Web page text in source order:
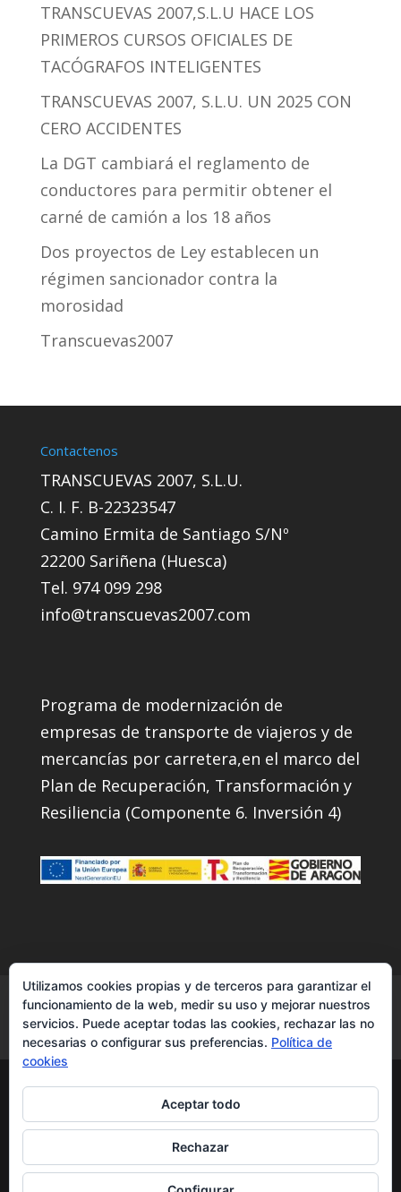
TRANSCUEVAS 2007,S.L.U HACE LOS
PRIMEROS CURSOS OFICIALES DE
TACÓGRAFOS INTELIGENTES
TRANSCUEVAS 2007, S.L.U. UN 2025 CON
CERO ACCIDENTES
La DGT cambiará el reglamento de
conductores para permitir obtener el
carné de camión a los 18 años
Dos proyectos de Ley establecen un
régimen sancionador contra la
morosidad
Transcuevas2007
Contactenos
TRANSCUEVAS 2007, S.L.U.
C. I. F. B-22323547
Camino Ermita de Santiago S/Nº
22200 Sariñena (Huesca)
Tel. 974 099 298
info@transcuevas2007.com
Programa de modernización de
empresas de transporte de viajeros y de
mercancías por carretera,en el marco del
Plan de Recuperación, Transformación y
Resiliencia (Componente 6. Inversión 4)
Servicios Contacto
Instagram
Facebook
YouTube
Transcuevas2007|transporte de
semirremolques - todos los derechos
reservados ®
Política Privacidad
aviso legal
Utilizamos cookies propias y de terceros para garantizar el
funcionamiento de la web, medir su uso y mejorar nuestros
servicios. Puede aceptar todas las cookies, rechazar las no
necesarias o configurar sus preferencias. Política de
cookies
Aceptar todo
Rechazar